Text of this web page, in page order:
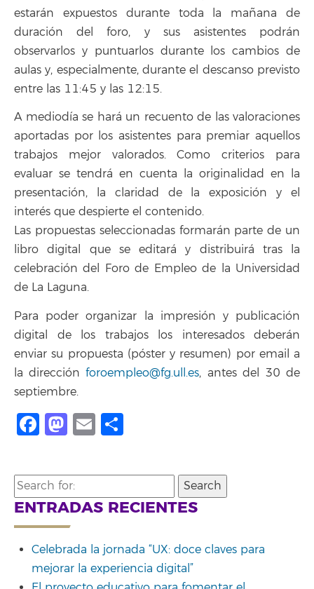
estarán expuestos durante toda la mañana de
duración del foro, y sus asistentes podrán
observarlos y puntuarlos durante los cambios de
aulas y, especialmente, durante el descanso previsto
entre las 11:45 y las 12:15.
A mediodía se hará un recuento de las valoraciones
aportadas por los asistentes para premiar aquellos
trabajos mejor valorados. Como criterios para
evaluar se tendrá en cuenta la originalidad en la
presentación, la claridad de la exposición y el
interés que despierte el contenido.
Las propuestas seleccionadas formarán parte de un
libro digital que se editará y distribuirá tras la
celebración del Foro de Empleo de la Universidad
de La Laguna.
Para poder organizar la impresión y publicación
digital de los trabajos los interesados deberán
enviar su propuesta (póster y resumen) por email a
la direcciónforoempleo@fg.ull.es, antes del 30 de
septiembre.
Facebook
Mastodon
Email
Search
for:
ENTRADAS RECIENTES
Celebrada la jornada “UX: doce claves para
mejorar la experiencia digital”